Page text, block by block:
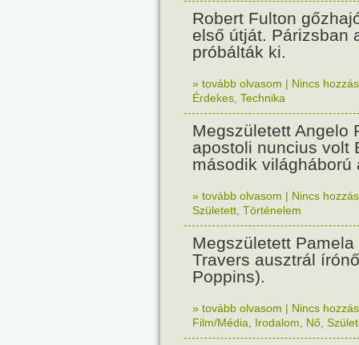
Robert Fulton
első útját. Párizsban
próbálták ki.
» tovább olvasom | Nincs
Érdekes Technika
Megszületett Angelo
apostoli nuncius volt
második világháború
» tovább olvasom | Nincs
Született Történelem
Megszületett Pamela
Travers ausztrál
Poppins).
» tovább olvasom | Nincs
Film/Média
Irodalom Nő